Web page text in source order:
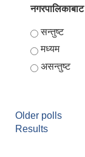
Choices
सन्तुष्ट
मध्यम
असन्तुष्ट
Older polls
Results